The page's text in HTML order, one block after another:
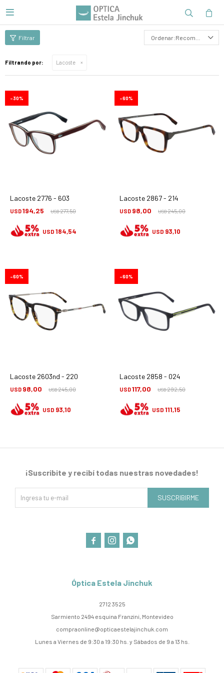

Recomendados
Filtrando por: Lacoste
Lacoste 2776 - 603
USD194,25 USD277,50
30
USD 184,54
Lacoste 2867 - 214
USD 98,00 USD245,00
60
USD 93,10
Lacoste 2603nd - 220
USD 98,00 USD245,00
60
USD 93,10
Lacoste 2858 - 024
USD117,00 USD292,50
60
USD 111,15
Óptica Estela Jinchuk
2712 3525
Sarmiento 2494 esquina Franzini, Montevideo
compraonline@opticaestelajinchuk.com
Lunes a Viernes de 9:30 a 19:30 hs. y Sábados de 9 a 13 hs.
¡Suscribite y recibí todas nuestras novedades!
SUSCRIBIRME
  